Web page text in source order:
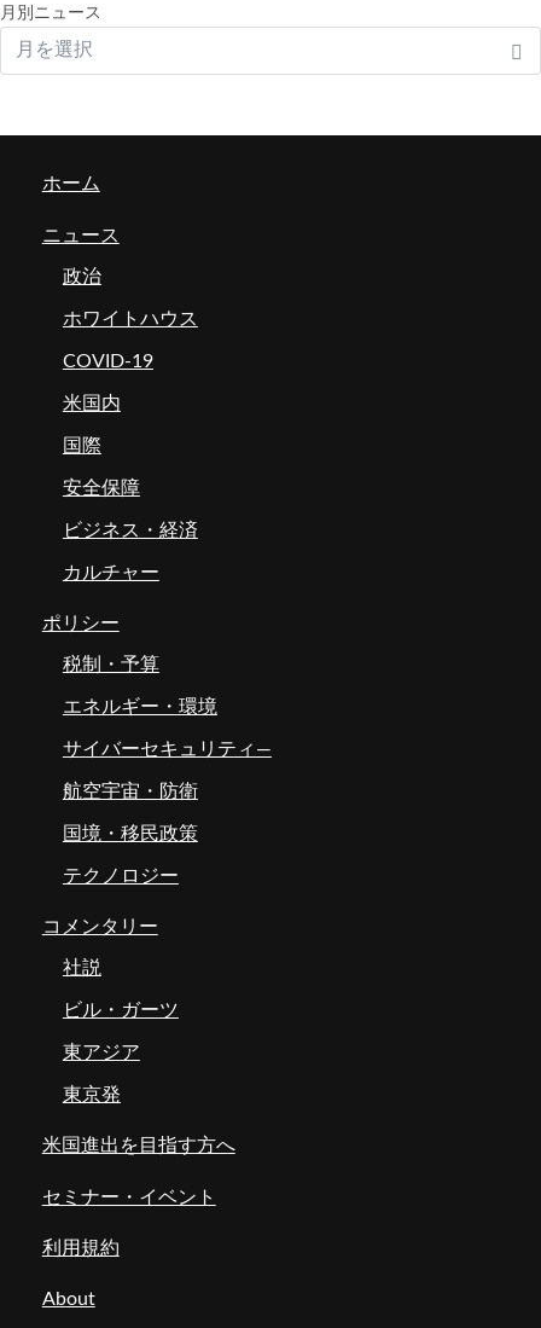
月別ニュース
ホーム
ニュース
政治
ホワイトハウス
COVID-19
米国内
国際
安全保障
ビジネス・経済
カルチャー
ポリシー
税制・予算
エネルギー・環境
サイバーセキュリティ―
航空宇宙・防衛
国境・移民政策
テクノロジー
コメンタリー
社説
ビル・ガーツ
東アジア
東京発
米国進出を目指す方へ
セミナー・イベント
利用規約
About